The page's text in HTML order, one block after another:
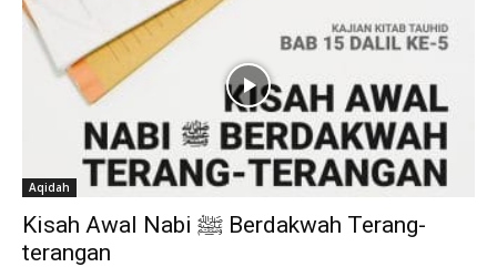
Aqidah
Kisah Awal Nabi ﷺ Berdakwah Terang-
terangan